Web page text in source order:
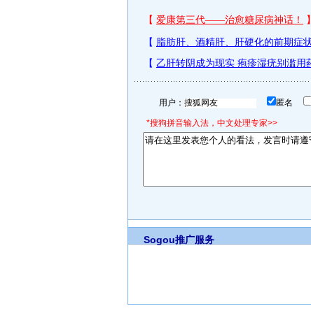
用户： 匿名
*搜狗拼音输入法，中文处理专家>>
Sogou推广服务